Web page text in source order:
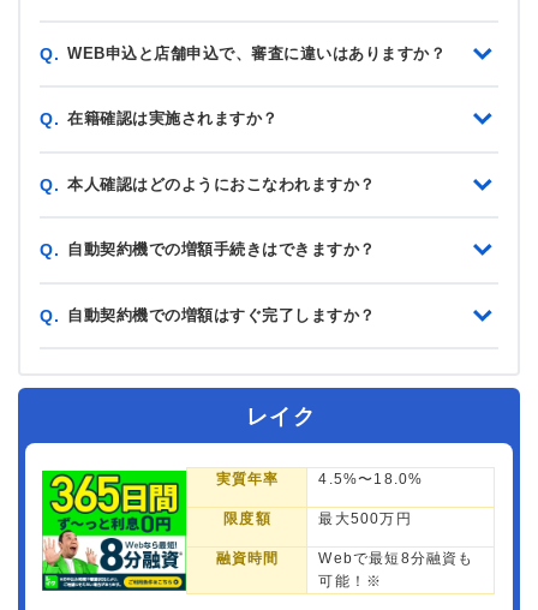
Q. WEB申込と店舗申込で、審査に違いはありますか？
Q. 在籍確認は実施されますか？
Q. 本人確認はどのようにおこなわれますか？
Q. 自動契約機での増額手続きはできますか？
Q. 自動契約機での増額はすぐ完了しますか？
レイク
実質年率 4.5%〜18.0%
限度額 最大500万円
融資時間
Webで最短8分融資も
可能！※